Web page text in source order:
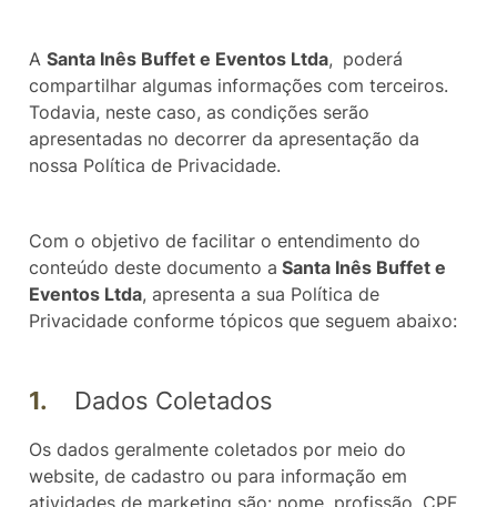
A Santa Inês Buffet e Eventos Ltda, poderá
compartilhar algumas informações com terceiros.
Todavia, neste caso, as condições serão
apresentadas no decorrer da apresentação da
nossa Política de Privacidade.
Com o objetivo de facilitar o entendimento do
conteúdo deste documento a Santa Inês Buffet e
Eventos Ltda, apresenta a sua Política de
Privacidade conforme tópicos que seguem abaixo:
1. Dados Coletados
Os dados geralmente coletados por meio do
website, de cadastro ou para informação em
atividades de marketing são: nome, profissão, CPF,